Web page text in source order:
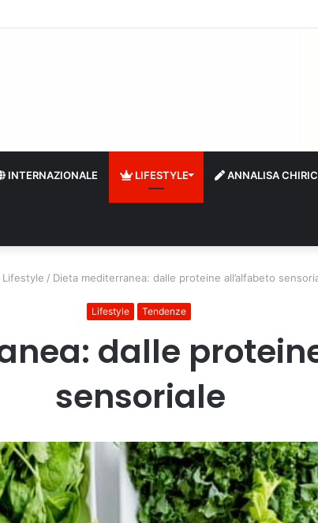
più stranieri in Riviera
INTERNAZIONALE LIFESTYLE ANNALISA
Lifestyle / Dieta mediterranea: dalle proteine all’alfabeto
Lifestyle Tendenze
dalle
sensoriale